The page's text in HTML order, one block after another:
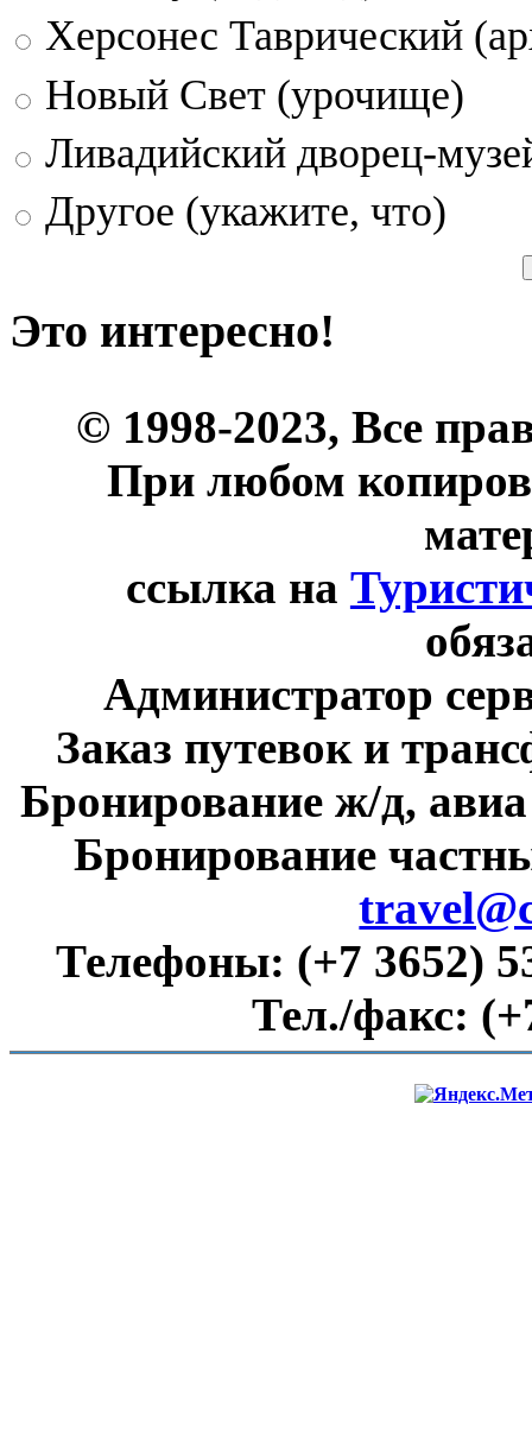
Херсонес Таврический
Новый Свет (урочище)
Ливадийский дворец-
Другое (укажите, что)
Это интересно!
© 1998-2023, Все
При любом
ссылка на
Администратор
Заказ путевок и
Бронирование ж/д,
Бронирование
Телефоны: (+7 3652)
Тел./факс: